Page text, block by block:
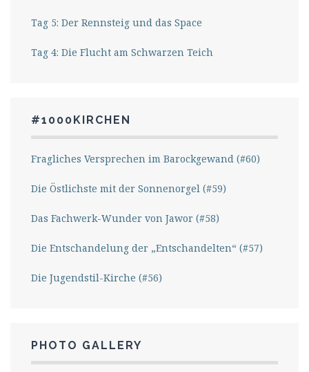
Tag 5: Der Rennsteig und das Space
Tag 4: Die Flucht am Schwarzen Teich
#1000KIRCHEN
Fragliches Versprechen im Barockgewand (#60)
Die Östlichste mit der Sonnenorgel (#59)
Das Fachwerk-Wunder von Jawor (#58)
Die Entschandelung der „Entschandelten“ (#57)
Die Jugendstil-Kirche (#56)
PHOTO GALLERY